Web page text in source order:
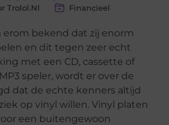
Trolol.nl Financieel
erom bekend dat zij enorm
en dit tegen zeer echt
met een CD, cassette of
speler, wordt er over de
dat de echte kenners altijd
op vinyl willen. Vinyl platen
een buitengewoon